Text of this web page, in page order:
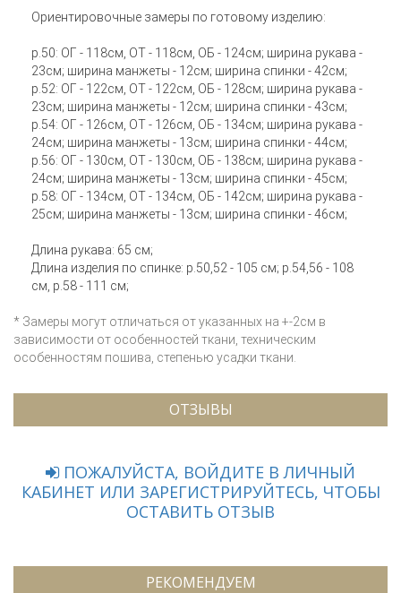
Ориентировочные замеры по готовому изделию:
р.50: ОГ - 118см, ОТ - 118см, ОБ - 124см; ширина рукава -
23см; ширина манжеты - 12см; ширина спинки - 42см;
р.52: ОГ - 122см, ОТ - 122см, ОБ - 128см; ширина рукава -
23см; ширина манжеты - 12см; ширина спинки - 43см;
р.54: ОГ - 126см, ОТ - 126см, ОБ - 134см; ширина рукава -
24см; ширина манжеты - 13см; ширина спинки - 44см;
р.56: ОГ - 130см, ОТ - 130см, ОБ - 138см; ширина рукава -
24см; ширина манжеты - 13см; ширина спинки - 45см;
р.58: ОГ - 134см, ОТ - 134см, ОБ - 142см; ширина рукава -
25см; ширина манжеты - 13см; ширина спинки - 46см;
Длина рукава: 65 см;
Длина изделия по спинке: р.50,52 - 105 см; р.54,56 - 108
см, р.58 - 111 см;
* Замеры могут отличаться от указанных на +-2см в
зависимости от особенностей ткани, техническим
особенностям пошива, степенью усадки ткани.
ОТЗЫВЫ
ПОЖАЛУЙСТА, ВОЙДИТЕ В ЛИЧНЫЙ
КАБИНЕТ ИЛИ ЗАРЕГИСТРИРУЙТЕСЬ, ЧТОБЫ
ОСТАВИТЬ ОТЗЫВ
РЕКОМЕНДУЕМ